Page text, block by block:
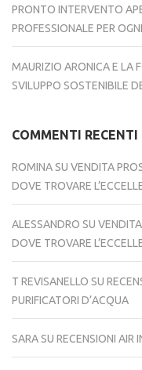
PRONTO INTERVENTO
PROFESSIONALE PER
MAURIZIO ARONICA E LA
SVILUPPO SOSTENIBILE
COMMENTI RECENTI
ROMINA SU VENDITA
DOVE TROVARE
ALESSANDRO SU
DOVE TROVARE
T REVISANELLO SU
PURIFICATORI D’ACQUA
SARA SU RECENSIONI AIR